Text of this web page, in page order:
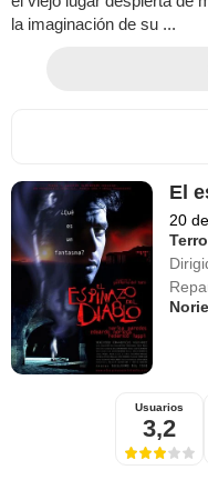
la imaginación de su ...
El
20
Usuarios
3,2